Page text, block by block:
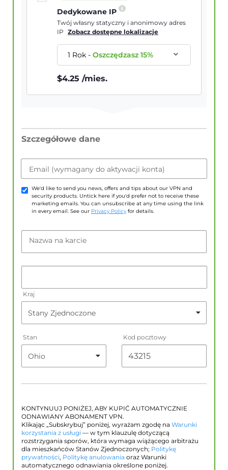
Dedykowane IP
Twój własny statyczny i anonimowy adres
IP
Zobacz dostępne lokalizacje
1 Rok-Oszczędzasz15%
$4.25 /mies.
Szczegółowe dane
Email (wymagany do aktywacji konta)
We'd like to send you news, offers and tips about our VPN and
security products. Untick here if you'd prefer not to receive these
marketing emails. You can unsubscribe at any time using the link
in every email. See our Privacy Policy for details.
Nazwa na karcie
Kraj
Stan Kod pocztowy
KONTYNUUJ PONIŻEJ, ABY KUPIĆ AUTOMATYCZNIE
ODNAWIANY ABONAMENT VPN.
Klikając „Subskrybuj” poniżej, wyrażam zgodę na Warunki
korzystania z usługi — w tym klauzulę dotyczącą
rozstrzygania sporów, która wymaga wiążącego arbitrażu
dla mieszkańców Stanów Zjednoczonych; Politykę
prywatności, Politykę anulowania oraz Warunki
automatycznego odnawiania określone poniżej.